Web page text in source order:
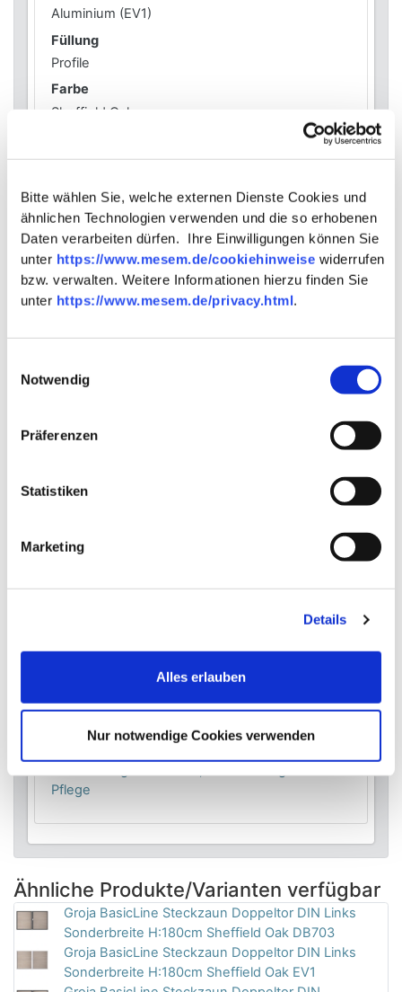
Bitte wählen Sie, welche externen Dienste Cookies und
ähnlichen Technologien verwenden und die so erhobenen
Daten verarbeiten dürfen. Ihre Einwilligungen können Sie
unter https://www.mesem.de/cookiehinweise widerrufen
bzw. verwalten. Weitere Informationen hierzu finden Sie
unter https://www.mesem.de/privacy.html.
Notwendig
Präferenzen
Statistiken
Marketing
Details
Alles erlauben
Nur notwendige Cookies verwenden
Aluminium (EV1)
Füllung
Profile
Farbe
Sheffield Oak
Eigenschaften
witterungsbeständig, extrem pflegeleicht,
langlebig
Bemaßung
Höhe
Ausstattung
Im Lieferumfang enthalten
Wichtige Info-Links
Links mit Details
Pflege
Ähnliche Produkte/Varianten verfügbar
Groja BasicLine Steckzaun Doppeltor DIN Links
Sonderbreite H:180cm Sheffield Oak DB703
Groja BasicLine Steckzaun Doppeltor DIN Links
Sonderbreite H:180cm Sheffield Oak EV1